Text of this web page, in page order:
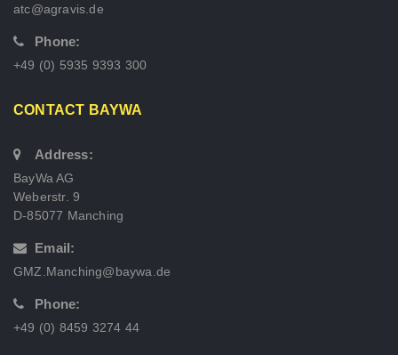
atc@agravis.de
Phone:
+49 (0) 5935 9393 300
CONTACT BAYWA
Address:
BayWa AG
Weberstr. 9
D-85077 Manching
Email:
GMZ.Manching@baywa.de
Phone:
+49 (0) 8459 3274 44